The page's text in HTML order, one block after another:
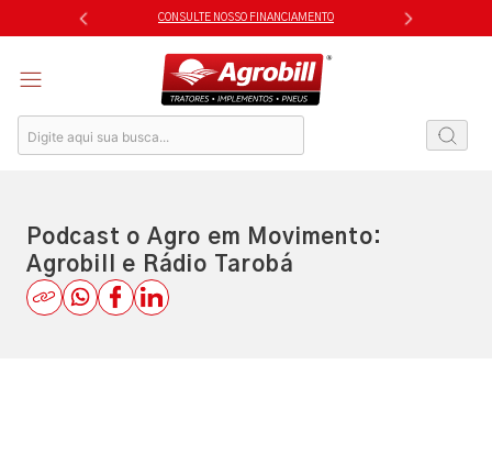
to
CONSULTE NOSSO FINANCIAMENTO
Podcast o Agro em Movimento:
Agrobill e Rádio Tarobá